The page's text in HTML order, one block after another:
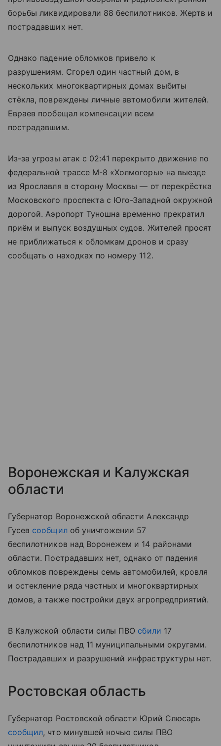
борьбы ликвидировали 88 беспилотников. Жертв и
пострадавших нет.
Однако падение обломков привело к
разрушениям. Сгорел один частный дом, в
нескольких многоквартирных домах выбиты
стёкла, повреждены личные автомобили жителей.
Евраев пообещал компенсации всем
пострадавшим.
Из-за угрозы атак с 02:41 перекрыто движение по
федеральной трассе М-8 «Холмогоры» на выезде
из Ярославля в сторону Москвы — от перекрёстка
Московского проспекта с Юго-Западной окружной
дорогой. Аэропорт Туношна временно прекратил
приём и выпуск воздушных судов. Жителей просят
не приближаться к обломкам дронов и сразу
сообщать о находках по номеру 112.
Воронежская и Калужская
области
Губернатор Воронежской области Александр
Гусев сообщилоб уничтожении 57
беспилотников над Воронежем и 14 районами
области. Пострадавших нет, однако от падения
обломков повреждены семь автомобилей, кровля
и остекление ряда частных и многоквартирных
домов, а также постройки двух агропредприятий.
В Калужской области силы ПВО сбили 17
беспилотников над 11 муниципальными округами.
Пострадавших и разрушений инфраструктуры нет.
Ростовская область
Губернатор Ростовской области Юрий Слюсарь
сообщил, что минувшей ночью силы ПВО